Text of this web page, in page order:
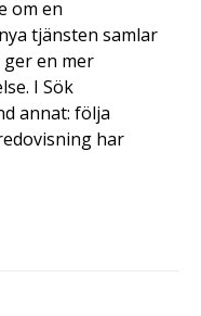
om en
tjänsten samlar
en mer
I Sök
annat: följa
har